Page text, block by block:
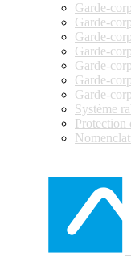
Garde-
Garde-
Garde-
Garde-
Garde-
Garde-
Garde-
Système
Protection